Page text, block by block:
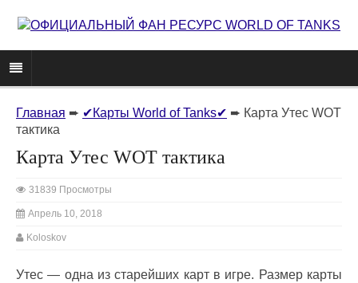
Главная ➨ ✔Карты World of Tanks✔ ➨ Карта Утес WOT
тактика
Карта Утес WOT тактика
31839 Просмотры
Апрель 10, 2018
Koloskov
Утес — одна из старейших карт в игре. Размер карты